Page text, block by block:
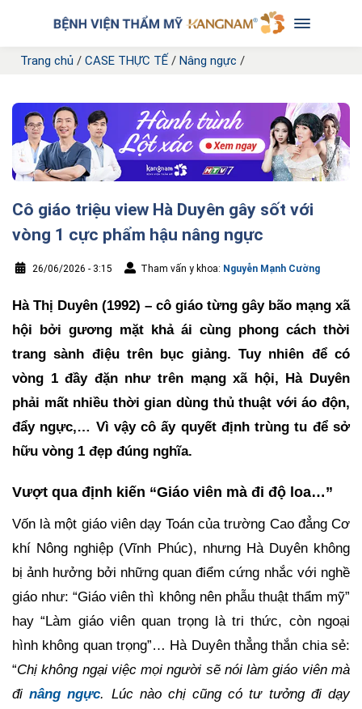
Trang chủ / CASE THỰC TẾ / Nâng ngực /
Cô giáo triệu view Hà Duyên gây sốt với
vòng 1 cực phẩm hậu nâng ngực
26/06/2026 - 3:15 Tham vấn y khoa: Nguyễn Mạnh Cường
Hà Thị Duyên (1992) – cô giáo từng gây bão mạng xã
hội bởi gương mặt khả ái cùng phong cách thời
trang sành điệu trên bục giảng. Tuy nhiên để có
vòng 1 đầy đặn như trên mạng xã hội, Hà Duyên
phải mất nhiều thời gian dùng thủ thuật với áo độn,
đẩy ngực,… Vì vậy cô ấy quyết định trùng tu để sở
hữu vòng 1 đẹp đúng nghĩa.
Vượt qua định kiến “Giáo viên mà đi độ loa…”
Vốn là một giáo viên dạy Toán của trường Cao đẳng Cơ
khí Nông nghiệp (Vĩnh Phúc), nhưng Hà Duyên không
bị ảnh hưởng bởi những quan điểm cứng nhắc với nghề
giáo như: “Giáo viên thì không nên phẫu thuật thẩm mỹ”
hay “Làm giáo viên quan trọng là tri thức, còn ngoại
hình không quan trọng”… Hà Duyên thẳng thắn chia sẻ:
“Chị không ngại việc mọi người sẽ nói làm giáo viên mà
đinâng ngực. Lúc nào chị cũng có tư tưởng đi dạy